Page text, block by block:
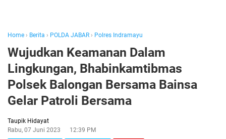
Home › Berita › POLDA JABAR › Polres Indramayu
Wujudkan Keamanan Dalam
Lingkungan, Bhabinkamtibmas
Polsek Balongan Bersama Bainsa
Gelar Patroli Bersama
Taupik Hidayat
Rabu, 07 Juni 2023
12:39 PM